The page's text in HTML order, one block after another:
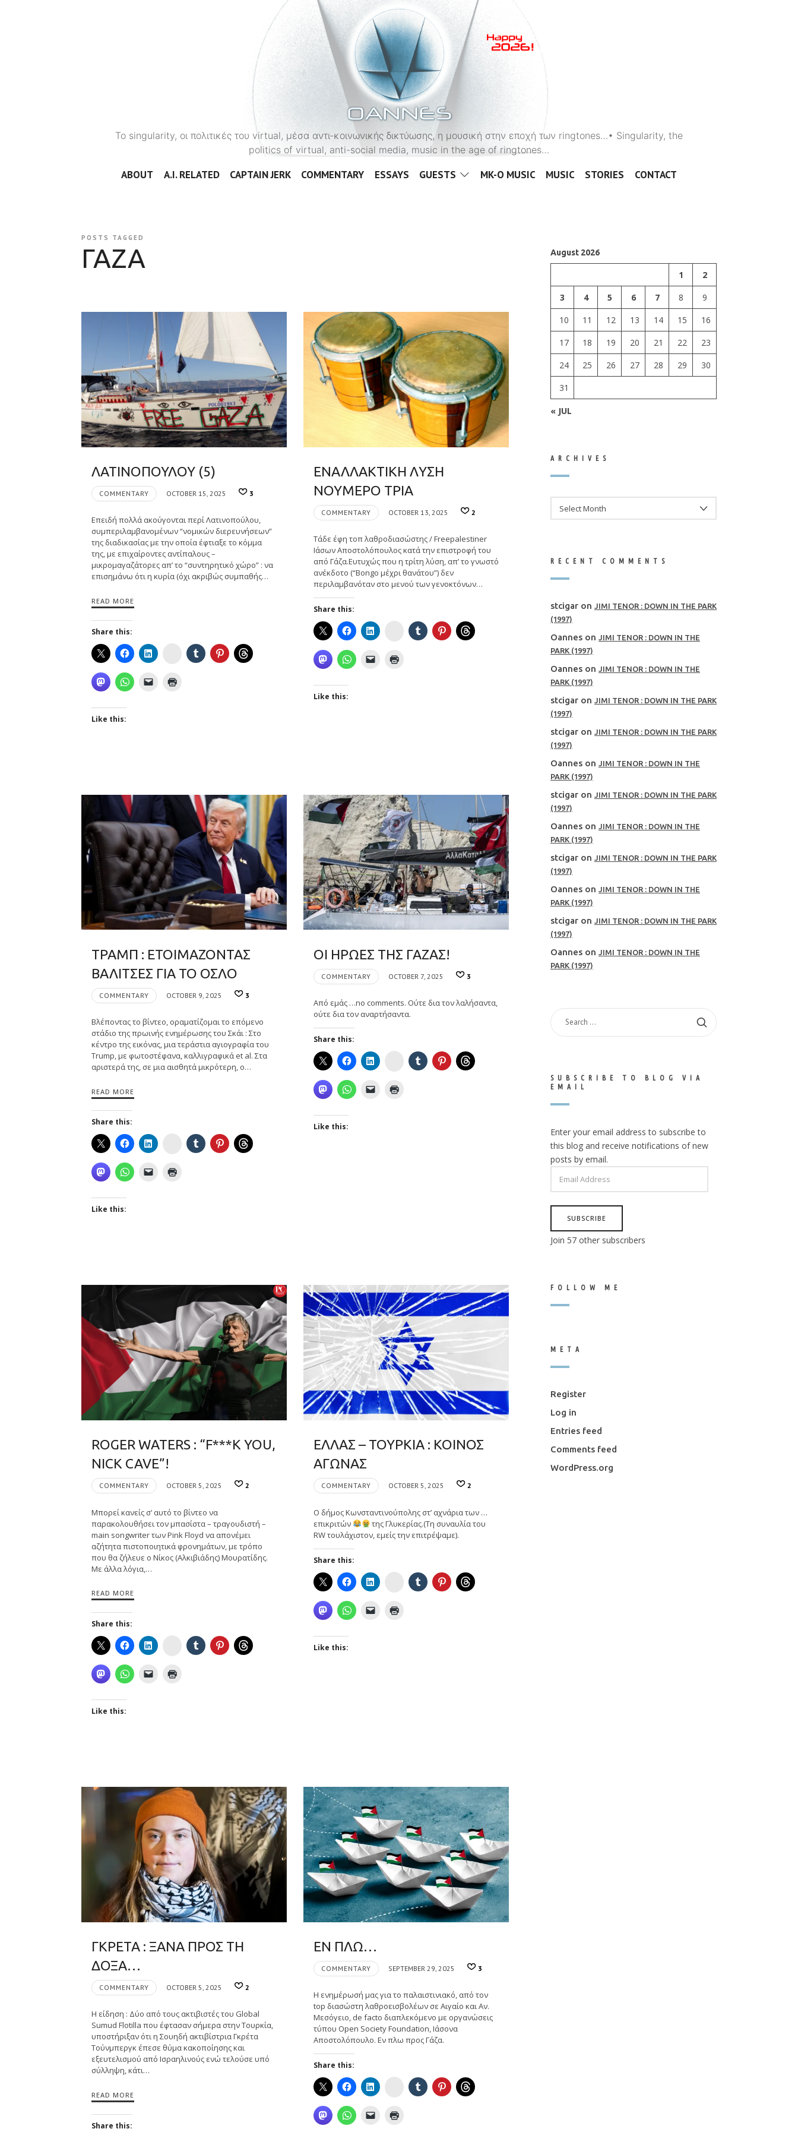
OANNES
To singularity, οι πολιτικές του virtual, μέσα αντι-κοινωνικής δικτύωσης, η μουσική στην εποχή των ringtones…• Singularity, the
politics of virtual, anti-social media, music in the age of ringtones…
ABOUT A.I. RELATED CAPTAIN JERK COMMENTARY ESSAYS GUESTS MK-O MUSIC MUSIC STORIES CONTACT
POSTS TAGGED
ΓΑΖΑ
ΛΑΤΙΝΟΠΟΥΛΟΥ (5)
COMMENTARY OCTOBER 15, 2025 3
Επειδή πολλά ακούγονται περί Λατινοπούλου,
συμπεριλαμβανομένων “νομικών διερευνήσεων”
της διαδικασίας με την οποία έφτιαξε το κόμμα
της, με επιχαίροντες αντίπαλους –
μικρομαγαζάτορες απ’ το “συντηρητικό χώρο” : να
επισημάνω ότι η κυρία (όχι ακριβώς συμπαθής…
READ MORE
Share this:
Instagram
Like this:
ΕΝΑΛΛΑΚΤΙΚΗ ΛΥΣΗ
ΝΟΥΜΕΡΟ ΤΡΙΑ
COMMENTARY OCTOBER 13, 2025 2
Τάδε έφη τοπ λαθροδιασώστης / Freepalestiner
Ιάσων Αποστολόπουλος κατά την επιστροφή του
από Γάζα.Ευτυχώς που η τρίτη λύση, απ’ το γνωστό
ανέκδοτο (“Bongo μέχρι θανάτου”) δεν
περιλαμβανόταν στο μενού των γενοκτόνων…
Share this:
Instagram
Like this:
ΤΡΑΜΠ : ΕΤΟΙΜΑΖΟΝΤΑΣ
ΒΑΛΙΤΣΕΣ ΓΙΑ ΤΟ ΟΣΛΟ
COMMENTARY OCTOBER 9, 2025 3
Βλέποντας το βίντεο, οραματίζομαι το επόμενο
στάδιο της πρωινής ενημέρωσης του Σκάι : Στο
κέντρο της εικόνας, μια τεράστια αγιογραφία του
Trump, με φωτοστέφανα, καλλιγραφικά et al. Στα
αριστερά της, σε μια αισθητά μικρότερη, ο…
READ MORE
Share this:
Instagram
Like this:
ΟΙ ΗΡΩΕΣ ΤΗΣ ΓΑΖΑΣ!
COMMENTARY OCTOBER 7, 2025 3
Από εμάς …no comments. Ούτε δια τον λαλήσαντα,
ούτε δια τον αναρτήσαντα.
Share this:
Instagram
Like this:
ROGER WATERS : “F***K YOU,
NICK CAVE”!
COMMENTARY OCTOBER 5, 2025 2
Μπορεί κανείς σ’ αυτό το βίντεο να
παρακολουθήσει τον μπασίστα – τραγουδιστή –
main songwriter των Pink Floyd να απονέμει
αζήτητα πιστοποιητικά φρονημάτων, με τρόπο
που θα ζήλευε ο Νίκος (Αλκιβιάδης) Μουρατίδης.
Mε άλλα λόγια,…
READ MORE
Share this:
Instagram
Like this:
ΕΛΛΑΣ – ΤΟΥΡΚΙΑ : ΚΟΙΝΟΣ
ΑΓΩΝΑΣ
COMMENTARY OCTOBER 5, 2025 2
Ο δήμος Κωνσταντινούπολης στ’ αχνάρια των …
επικριτών
της Γλυκερίας.(Τη συναυλία του
RW τουλάχιστον, εμείς την επιτρέψαμε).
Share this:
Instagram
Like this:
ΓΚΡΕΤΑ : ΞΑΝΑ ΠΡΟΣ ΤΗ
ΔΟΞΑ…
COMMENTARY OCTOBER 5, 2025 2
Η είδηση : Δύο από τους ακτιβιστές του Global
Sumud Flotilla που έφτασαν σήμερα στην Τουρκία,
υποστήριξαν ότι η Σουηδή ακτιβίστρια Γκρέτα
Τούνμπεργκ έπεσε θύμα κακοποίησης και
εξευτελισμού από Ισραηλινούς ενώ τελούσε υπό
σύλληψη, κάτι…
READ MORE
Share this:
ΕΝ ΠΛΩ…
COMMENTARY SEPTEMBER 29, 2025 3
Η ενημέρωσή μας για το παλαιστινιακό, από τον
top διασώστη λαθροεισβολέων σε Αιγαίο και Αν.
Μεσόγειο, de facto διαπλεκόμενο με οργανώσεις
τύπου Open Society Foundation, Ιάσονα
Αποστολόπουλο. Εν πλω προς Γάζα.
Share this:
Instagram
August 2026
1
2
3
4 5 6 7 8
9
10
11 12 13 14 15
16
17
18 19 20 21 22
23
24
25 26 27 28 29
30
31
« JUL
ARCHIVES
RECENT COMMENTS
stcigar on
JIMI TENOR : DOWN IN THE PARK
(1997)
Oannes on
JIMI TENOR : DOWN IN THE
PARK (1997)
Oannes on
JIMI TENOR : DOWN IN THE
PARK (1997)
stcigar on
JIMI TENOR : DOWN IN THE PARK
(1997)
stcigar on
JIMI TENOR : DOWN IN THE PARK
(1997)
Oannes on
JIMI TENOR : DOWN IN THE
PARK (1997)
stcigar on
JIMI TENOR : DOWN IN THE PARK
(1997)
Oannes on
JIMI TENOR : DOWN IN THE
PARK (1997)
stcigar on
JIMI TENOR : DOWN IN THE PARK
(1997)
Oannes on
JIMI TENOR : DOWN IN THE
PARK (1997)
stcigar on
JIMI TENOR : DOWN IN THE PARK
(1997)
Oannes on
JIMI TENOR : DOWN IN THE
PARK (1997)
SEARCH
SUBSCRIBE TO BLOG VIA
EMAIL
Enter your email address to subscribe to
this blog and receive notifications of new
posts by email.
ADDRESS
SUBSCRIBE
Join 57 other subscribers
FOLLOW ME
META
Register
Log in
Entries feed
Comments feed
WordPress.org